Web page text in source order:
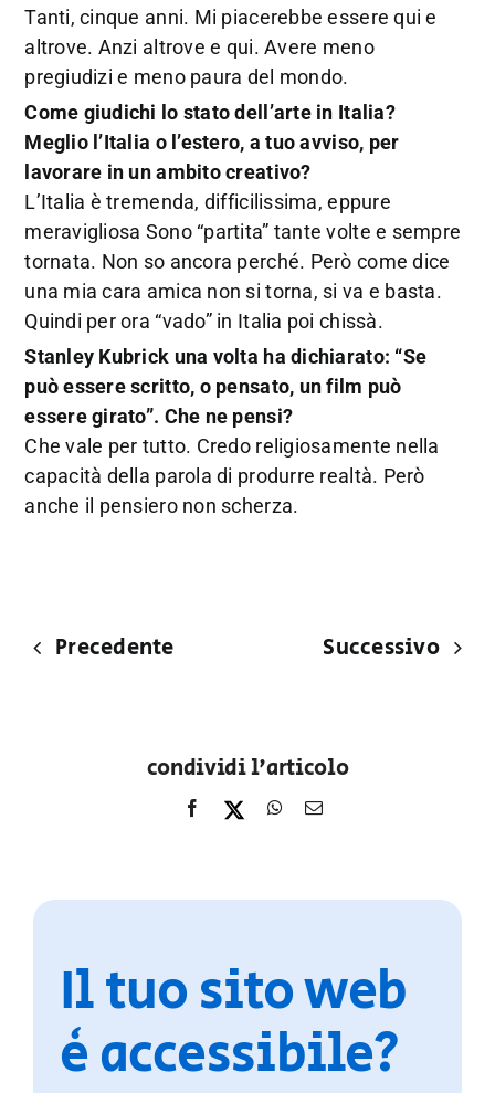
Tanti, cinque anni. Mi piacerebbe essere qui e
altrove. Anzi altrove e qui. Avere meno
pregiudizi e meno paura del mondo.
Come giudichi lo stato dell’arte in Italia?
Meglio l’Italia o l’estero, a tuo avviso, per
lavorare in un ambito creativo?
L’Italia è tremenda, difficilissima, eppure
meravigliosa Sono “partita” tante volte e sempre
tornata. Non so ancora perché. Però come dice
una mia cara amica non si torna, si va e basta.
Quindi per ora “vado” in Italia poi chissà.
Stanley Kubrick una volta ha dichiarato: “Se
può essere scritto, o pensato, un film può
essere girato”. Che ne pensi?
Che vale per tutto. Credo religiosamente nella
capacità della parola di produrre realtà. Però
anche il pensiero non scherza.
Precedente Successivo
condividi l'articolo
Il tuo sito web
è accessibile?